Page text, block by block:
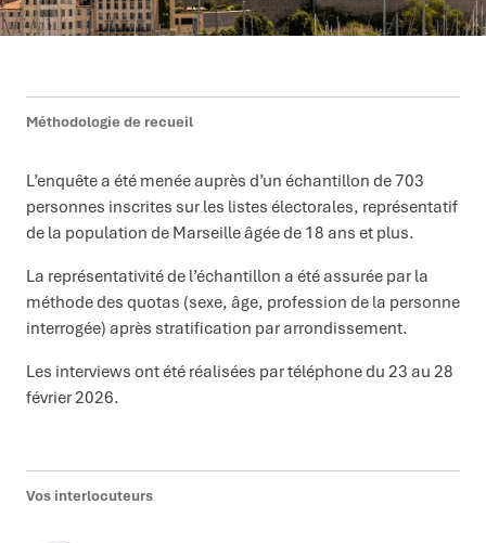
Méthodologie de recueil
L’enquête a été menée auprès d’un échantillon de 703
personnes inscrites sur les listes électorales, représentatif
de la population de Marseille âgée de 18 ans et plus.
La représentativité de l’échantillon a été assurée par la
méthode des quotas (sexe, âge, profession de la personne
interrogée) après stratification par arrondissement.
Les interviews ont été réalisées par téléphone du 23 au 28
février 2026.
Vos interlocuteurs